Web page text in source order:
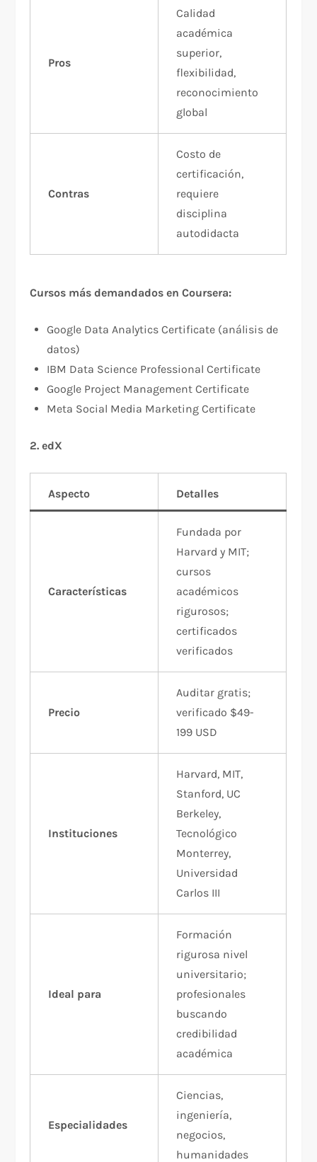
Pros
Calidad
académica
superior,
flexibilidad,
reconocimiento
global
Contras
Costo de
certificación,
requiere
disciplina
autodidacta
Cursos más demandados en Coursera:
Google Data Analytics Certificate (análisis de
datos)
IBM Data Science Professional Certificate
Google Project Management Certificate
Meta Social Media Marketing Certificate
2. edX
Aspecto Detalles
Características
Fundada por
Harvard y MIT;
cursos
académicos
rigurosos;
certificados
verificados
Precio
Auditar gratis;
verificado $49-
199 USD
Instituciones
Harvard, MIT,
Stanford, UC
Berkeley,
Tecnológico
Monterrey,
Universidad
Carlos III
Ideal para
Formación
rigurosa nivel
universitario;
profesionales
buscando
credibilidad
académica
Especialidades
Ciencias,
ingeniería,
negocios,
humanidades